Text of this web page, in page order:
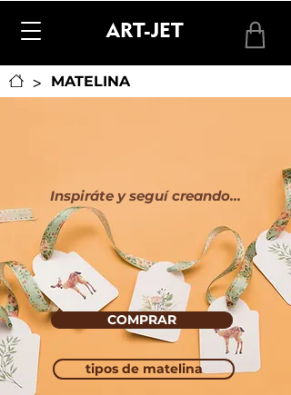
ART-JET
> MATELINA
Inspiráte y seguí creando...
COMPRAR
tipos de matelina